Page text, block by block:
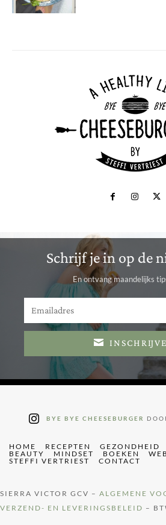
Schrijf je in op de
En ontvang maandelijks
BYE BYE CHEESEBURGER
HOME RECEPTEN GEZONDHEID
BEAUTY
MINDSET BOEKEN
STEFFI VERTRIEST
CONTACT
SIERRA VICTOR GCV – ALGEMENE
VERZEND- EN LEVERINGSBELEID –